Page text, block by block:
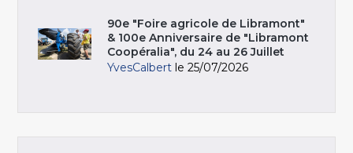
90e "Foire agricole de Libramont"
& 100e Anniversaire de "Libramont
Coopéralia", du 24 au 26 Juillet
YvesCalbert le 25/07/2026